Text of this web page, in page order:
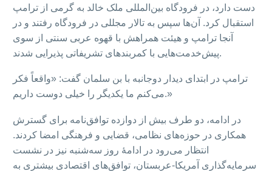
دست دارد، در فرودگاه بین‌المللی ملک خالد به گرمی از ترامپ
استقبال کرد. آن‌ها سپس به تالار مجللی در فرودگاه رفتند و در
آنجا ترامپ و هیئت همراهش با قهوه عربی سنتی از سوی
پیش‌خدمت‌هایی با کمربندهای تشریفاتی پذیرایی شدند.
ترامپ در ابتدای دیدار دوجانبه با بن سلمان گفت: «واقعاً فکر
می‌کنم ما یکدیگر را خیلی دوست داریم.»
در ادامه، دو طرف بیش از دوازده توافق‌نامه برای گسترش
همکاری در حوزه‌های نظامی، قضایی و فرهنگی امضا کردند.
انتظار می‌رود در ادامهٔ روز سه‌شنبه نیز در نشست
سرمایه‌گذاری آمریکا-عربستان، توافق‌های اقتصادی بیشتری به